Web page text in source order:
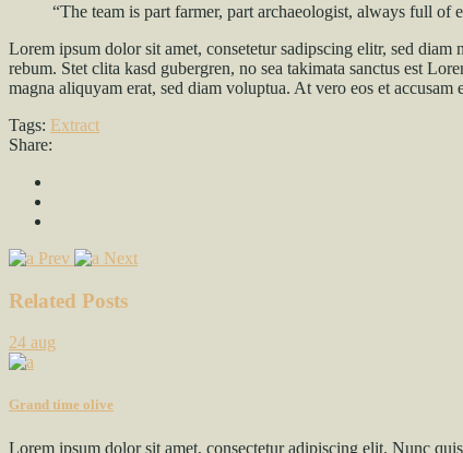
“The team is part farmer, part archaeologist, always full of
Lorem ipsum dolor sit amet, consetetur sadipscing elitr, sed
rebum. Stet clita kasd gubergren, no sea takimata sanctus est
magna aliquyam erat, sed diam voluptua. At vero eos et
Tags: Extract
Share:
Prev Next
Related Posts
24 aug
Grand time olive
Lorem ipsum dolor sit amet, consectetur adipiscing elit. Nunc